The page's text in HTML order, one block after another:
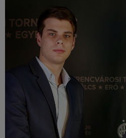
Jegyek
FM YouTube +
Labdarúgás